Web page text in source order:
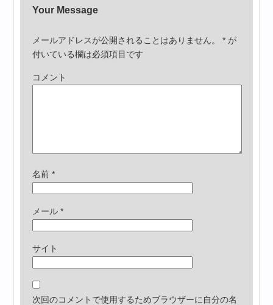
Your Message
メールアドレスが公開されることはありません。 * が
付いている欄は必須項目です
コメント
名前*
メール*
サイト
次回のコメントで使用するためブラウザーに自分の名